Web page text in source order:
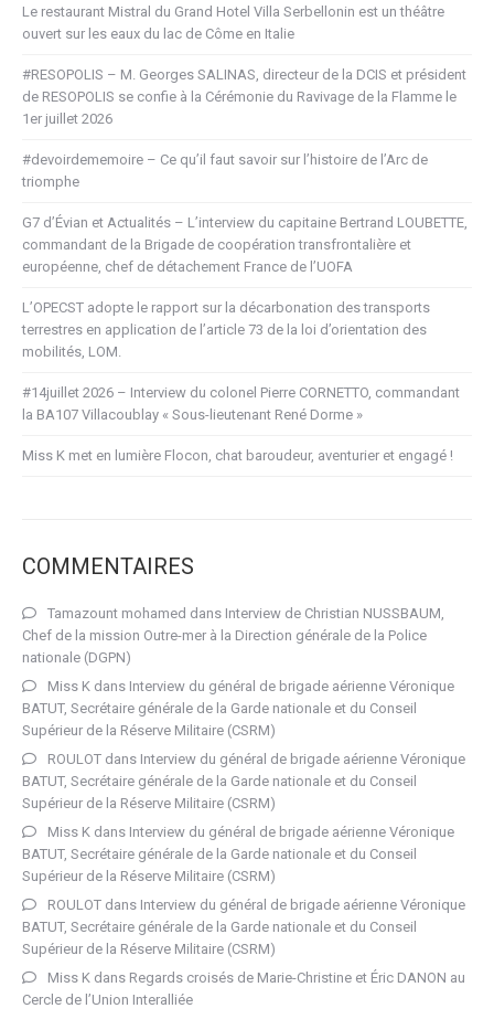
Le restaurant Mistral du Grand Hotel Villa Serbellonin est un théâtre
ouvert sur les eaux du lac de Côme en Italie
#RESOPOLIS – M. Georges SALINAS, directeur de la DCIS et président
de RESOPOLIS se confie à la Cérémonie du Ravivage de la Flamme le
1er juillet 2026
#devoirdememoire – Ce qu’il faut savoir sur l’histoire de l’Arc de
triomphe
G7 d’Évian et Actualités – L’interview du capitaine Bertrand LOUBETTE,
commandant de la Brigade de coopération transfrontalière et
européenne, chef de détachement France de l’UOFA
L’OPECST adopte le rapport sur la décarbonation des transports
terrestres en application de l’article 73 de la loi d’orientation des
mobilités, LOM.
#14juillet 2026 – Interview du colonel Pierre CORNETTO, commandant
la BA107 Villacoublay « Sous-lieutenant René Dorme »
Miss K met en lumière Flocon, chat baroudeur, aventurier et engagé !
COMMENTAIRES
Tamazount mohamed dans Interview de Christian NUSSBAUM,
Chef de la mission Outre-mer à la Direction générale de la Police
nationale (DGPN)
Miss K dans Interview du général de brigade aérienne Véronique
BATUT, Secrétaire générale de la Garde nationale et du Conseil
Supérieur de la Réserve Militaire (CSRM)
ROULOT dans Interview du général de brigade aérienne Véronique
BATUT, Secrétaire générale de la Garde nationale et du Conseil
Supérieur de la Réserve Militaire (CSRM)
Miss K dans Interview du général de brigade aérienne Véronique
BATUT, Secrétaire générale de la Garde nationale et du Conseil
Supérieur de la Réserve Militaire (CSRM)
ROULOT dans Interview du général de brigade aérienne Véronique
BATUT, Secrétaire générale de la Garde nationale et du Conseil
Supérieur de la Réserve Militaire (CSRM)
Miss K dans Regards croisés de Marie-Christine et Éric DANON au
Cercle de l’Union Interalliée